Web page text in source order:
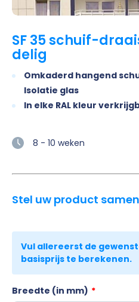
SF 35 schuif-
delig
Omkaderd hangend
Isolatie glas
In elke RAL kleur
8 - 10 weken
Stel uw product samen
*
Breedte (in mm)